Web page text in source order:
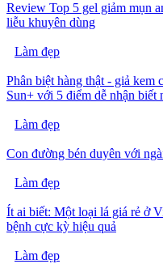
Review Top 5 gel giảm mụn
liễu khuyên dùng
Làm đẹp
Phân biệt hàng thật - giả
Sun+ với 5 điểm dễ nhận biết
Làm đẹp
Con đường bén duyên với
Làm đẹp
Ít ai biết: Một loại lá giá rẻ ở
bệnh cực kỳ hiệu quả
Làm đẹp